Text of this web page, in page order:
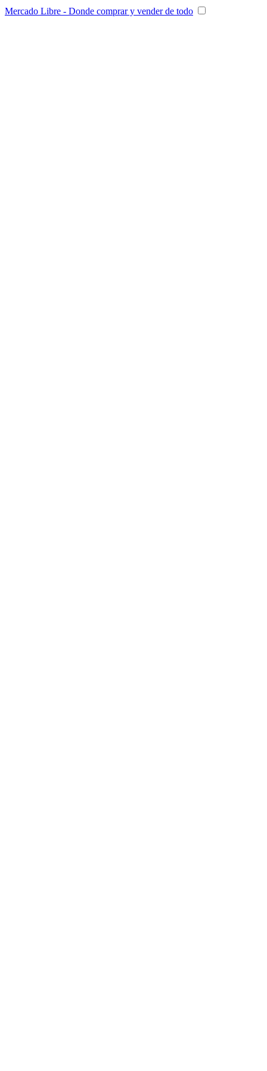
Mercado Libre - Donde comprar y vender de todo